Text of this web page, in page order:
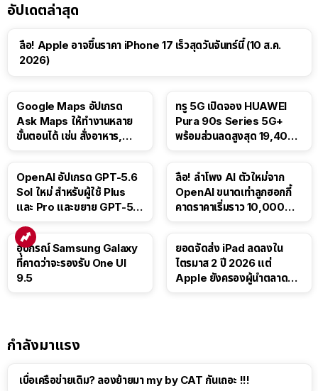
อัปเดตล่าสุด
ลือ! Apple อาจขึ้นราคา iPhone 17 เร็วสุดวันจันทร์นี้ (10 ส.ค.
2026)
Google Maps อัปเกรด
Ask Maps ให้ทำงานหลาย
ขั้นตอนได้ เช่น สั่งอาหาร,
ทรู 5G เปิดจอง HUAWEI
Pura 90s Series 5G+
พร้อมส่วนลดสูงสุด 19,400
OpenAI อัปเกรด GPT-5.6
Sol ใหม่ สำหรับผู้ใช้ Plus
และ Pro และขยาย GPT-5.6
ลือ! ลำโพง AI ตัวใหม่จาก
OpenAI ขนาดเท่าลูกฮอกกี้
คาดราคาเริ่มราว 10,000
อุปกรณ์ Samsung Galaxy
ที่คาดว่าจะรองรับ One UI
9.5
ยอดจัดส่ง iPad ลดลงใน
ไตรมาส 2 ปี 2026 แต่
Apple ยังครองผู้นำตลาด
กำลังมาแรง
เบื่อเครือข่ายเดิม? ลองย้ายมา my by CAT กันเถอะ !!!